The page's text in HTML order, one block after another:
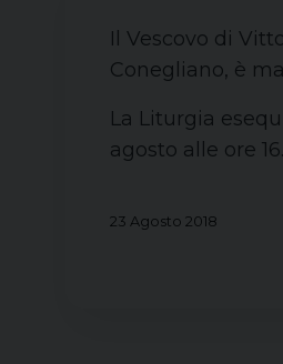
Il Vescovo di
Conegliano, è
La Liturgia
agosto alle ore
23 Agosto 2018